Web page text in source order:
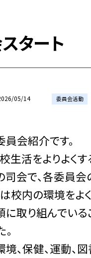
タート
05/14 委員会活動
会紹介です。
生活をよりよく
会で、各委員会
校内の環境をよ
取り組んでいる
、保健、運動、